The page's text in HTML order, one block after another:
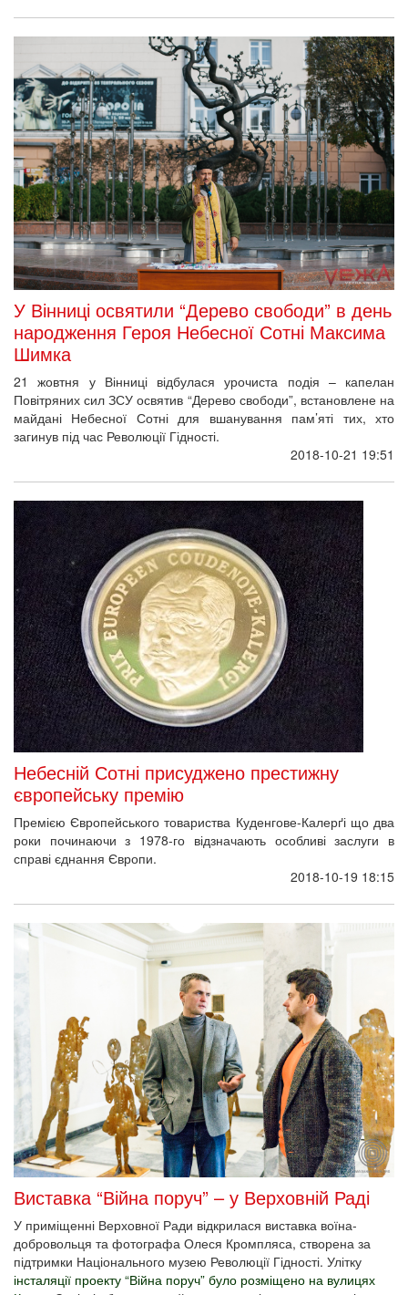
У Вінниці освятили “Дерево свободи” в день
народження Героя Небесної Сотні Максима
Шимка
21 жовтня у Вінниці відбулася урочиста подія – капелан
Повітряних сил ЗСУ освятив “Дерево свободи”, встановлене на
майдані Небесної Сотні для вшанування пам’яті тих, хто
загинув під час Революції Гідності.
2018-10-21 19:51
Небесній Сотні присуджено престижну
європейську премію
Премією Європейського товариства Куденгове-Калерґі що два
роки починаючи з 1978-го відзначають особливі заслуги в
справі єднання Європи.
2018-10-19 18:15
Виставка “Війна поруч” – у Верховній Раді
У приміщенні Верховної Ради відкрилася виставка воїна-
добровольця та фотографа Олеся Кромпляса, створена за
підтримки Національного музею Революції Гідності. Улітку
інсталяції проекту “Війна поруч” було розміщено на вулицях